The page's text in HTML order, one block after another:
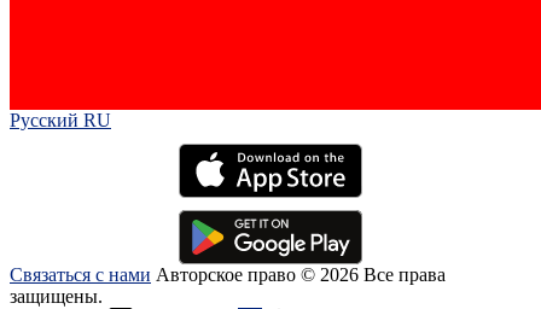
Русский RU‎
Связаться с нами Авторское право © 2026 Все права
защищены.